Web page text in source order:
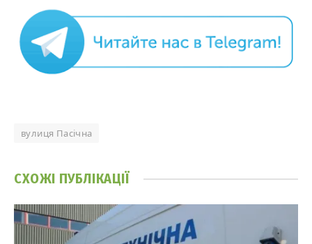
вулиця Пасічна
СХОЖІ ПУБЛІКАЦІЇ